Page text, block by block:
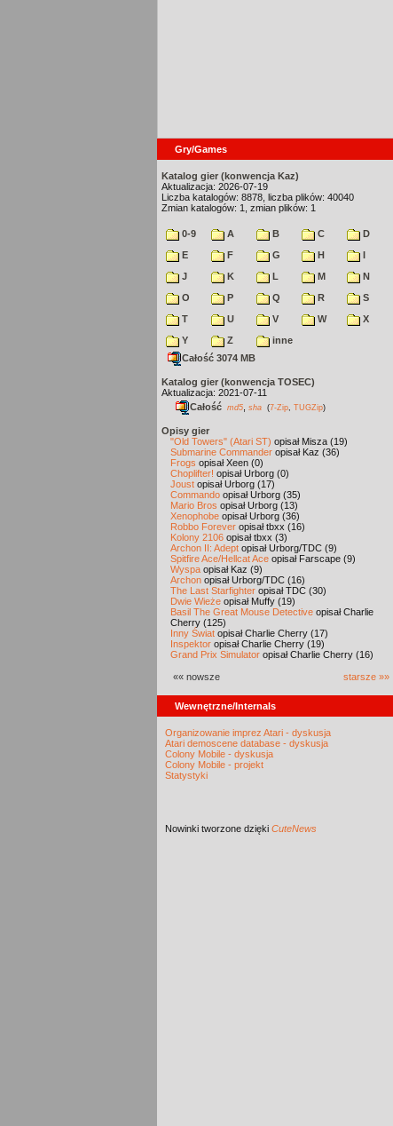
Gry/Games
Katalog gier (konwencja Kaz)
Aktualizacja: 2026-07-19
Liczba katalogów: 8878, liczba plików: 40040
Zmian katalogów: 1, zmian plików: 1
0-9 A B C
D
E
F G H
I
J
K L M
N
O
P Q R
S
T
U V W
X
Y
Z
inne
Całość 3074 MB
Katalog gier (konwencja TOSEC)
Aktualizacja: 2021-07-11
Całość md5 sha (7-Zip TUGZip)
Opisy gier
"Old Towers" (Atari ST) opisał Misza (19)
Submarine Commander opisał Kaz (36)
Frogs opisał Xeen (0)
Choplifter! opisał Urborg (0)
Joust opisał Urborg (17)
Commando opisał Urborg (35)
Mario Bros opisał Urborg (13)
Xenophobe opisał Urborg (36)
Robbo Forever opisał tbxx (16)
Kolony 2106 opisał tbxx (3)
Archon II: Adept opisał Urborg/TDC (9)
Spitfire Ace/Hellcat Ace opisał Farscape (9)
Wyspa opisał Kaz (9)
Archon opisał Urborg/TDC (16)
The Last Starfighter opisał TDC (30)
Dwie Wieże opisał Muffy (19)
Basil The Great Mouse Detective opisał Charlie
Cherry (125)
Inny Świat opisał Charlie Cherry (17)
Inspektor opisał Charlie Cherry (19)
Grand Prix Simulator opisał Charlie Cherry (16)
«« nowsze starsze »»
Wewnętrzne/Internals
Organizowanie imprez Atari - dyskusja
Atari demoscene database - dyskusja
Colony Mobile - dyskusja
Colony Mobile - projekt
Statystyki
Nowinki tworzone dzięki CuteNews